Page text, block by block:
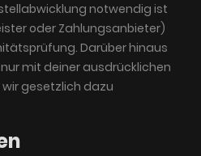
notwendig ist
oder Zahlungsanbieter)
Darüber hinaus
mit deiner ausdrücklichen
gesetzlich dazu